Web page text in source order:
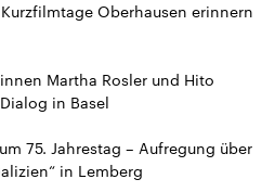
Oberhausen erinnern
Martha Rosler und Hito
in Basel
75. Jahrestag – Aufregung über
in Lemberg